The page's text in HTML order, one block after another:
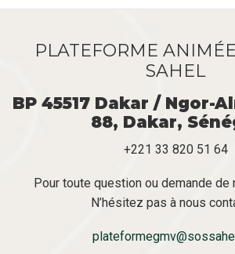
PLATEFORME
SAHEL
BP 45517 Dakar / Ngor-
88, Dakar,
+221 33 820 51 64
Pour toute question ou demande de
N’hésitez pas à nous